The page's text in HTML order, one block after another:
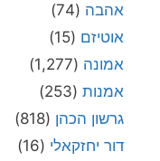
אהבה (74)
אוטיזם (15)
אמונה (1,277)
אמנות (253)
גרשון הכהן (818)
דור יחזקאלי (16)